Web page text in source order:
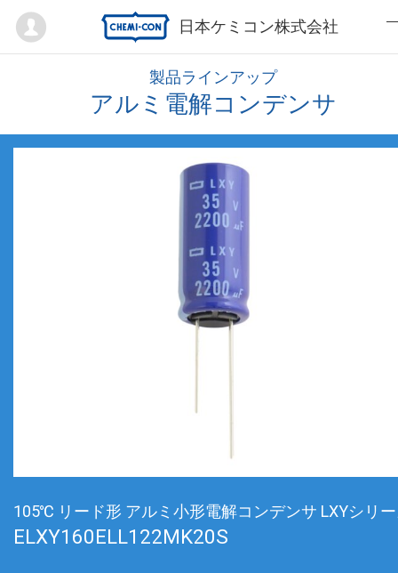
日本ケミコン株式会社
Mypage
製品ラインアップ
アルミ電解コンデンサ
105℃ リード形 アルミ小形電解コンデンサ LXYシリ
ELXY160ELL122MK20S